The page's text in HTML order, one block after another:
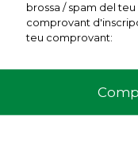
brossa / spam del
comprovant
teu comprovant: